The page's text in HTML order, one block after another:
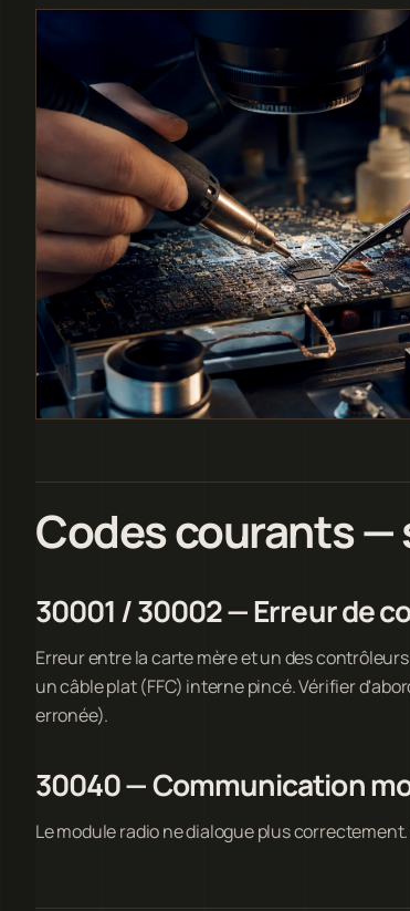
Codes courants
30001 / 30002 — Erreur de
Erreur entre la carte mère et un des
un câble plat (FFC) interne pincé. Vérifier
erronée).
30040 — Communication
Le module radio ne dialogue plus